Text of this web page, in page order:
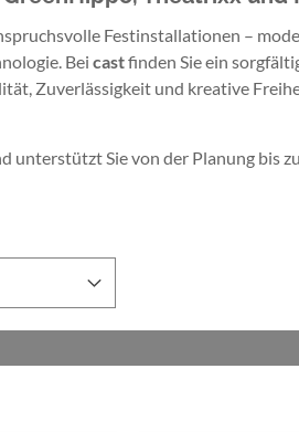
Festinstallationen –
Bei castfinden Sie ein
Zuverlässigkeit und kreative
unterstützt Sie von der Planung bis